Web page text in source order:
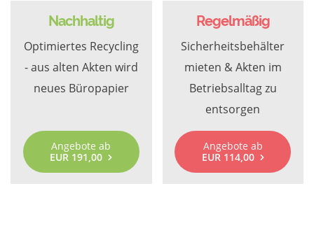
Nachhaltig
Optimiertes Recycling
- aus alten Akten wird
neues Büropapier
Angebote ab
EUR 191,00
Regelmäßig
Sicherheitsbehälter
mieten & Akten im
Betriebsalltag zu
entsorgen
Angebote ab
EUR 114,00